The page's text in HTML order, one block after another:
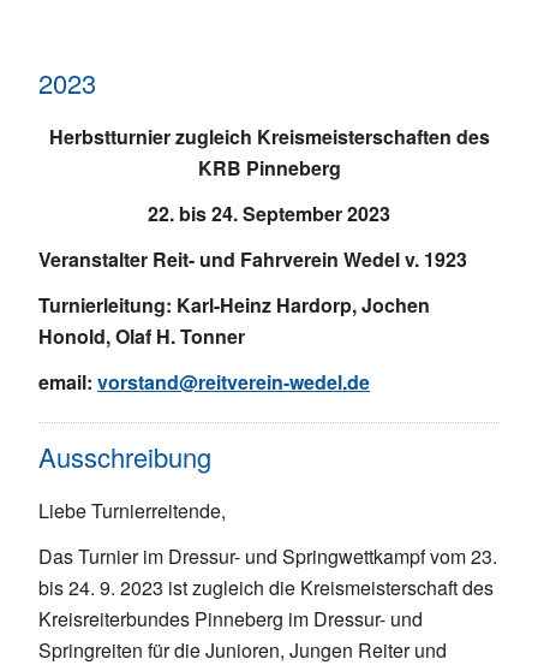
2023
Herbstturnier zugleich Kreismeisterschaften des
KRB Pinneberg
22. bis 24. September 2023
Veranstalter Reit- und Fahrverein Wedel v. 1923
Turnierleitung: Karl-Heinz Hardorp, Jochen
Honold, Olaf H. Tonner
email: vorstand@reitverein-wedel.de
Ausschreibung
Liebe Turnierreitende,
Das Turnier im Dressur- und Springwettkampf vom 23.
bis 24. 9. 2023 ist zugleich die Kreismeisterschaft des
Kreisreiterbundes Pinneberg im Dressur- und
Springreiten für die Junioren, Jungen Reiter und